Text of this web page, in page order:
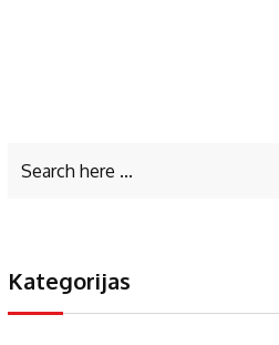
Kategorijas